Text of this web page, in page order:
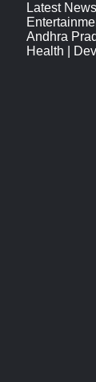
Latest News
Andhra
Health